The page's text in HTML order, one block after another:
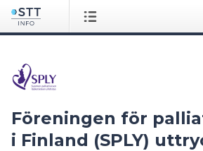
Föreningen för
i Finland (SPLY)